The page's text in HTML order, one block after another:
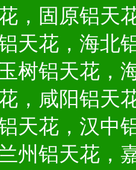
，固原铝天
天花，海北
树铝天花，
，咸阳铝天
天花，汉中
州铝天花，